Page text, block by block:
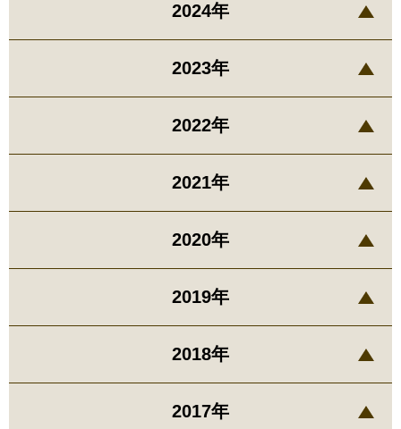
2024年
2023年
2022年
2021年
2020年
2019年
2018年
2017年